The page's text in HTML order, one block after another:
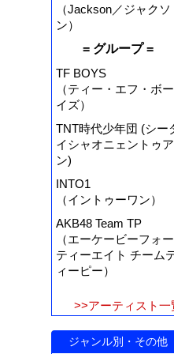
（Jackson／ジャクソ
ン）
= グループ =
TF BOYS
（ティー・エフ・ボー
イズ）
TNT時代少年団 (シー
イシャオニェントゥア
ン)
INTO1
（イントゥーワン）
AKB48 Team TP
（エーケービーフォー
ティーエイト チーム
ィーピー）
>>アーティスト一
ジャンル別・その他